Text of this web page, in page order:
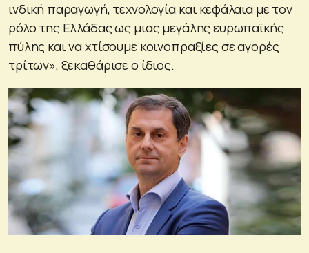
ινδική παραγωγή, τεχνολογία και κεφάλαια με τον
ρόλο της Ελλάδας ως μιας μεγάλης ευρωπαϊκής
πύλης και να χτίσουμε κοινοπραξίες σε αγορές
τρίτων», ξεκαθάρισε ο ίδιος.